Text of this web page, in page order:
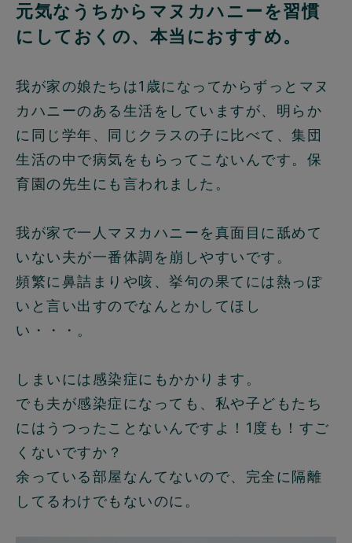
元気なうちからマヌカハニーを習慣
にしておくの、本当におすすめ。
我が家の娘たちは1歳になってからずっとマヌ
カハニーのある生活をしていますが、明らか
に同じ学年、同じクラスの子に比べて、集団
生活の中で病気をもらってこないんです。保
育園の先生にも言われました。
我が家で一人マヌカハニーを真面目に舐めて
いない夫が一番体調を崩しやすいです。
頻繁に鼻詰まりや咳、挙句の果てには熱っぽ
いと言い出すのでなんとかしてほし
い・・・。
しまいには感染症にもかかります。
でも夫が感染症になっても、私や子どもたち
にはうつったことないんですよ！1度も！すご
くないですか？
余っている部屋なんてないので、完全に隔離
してるわけでもないのに。